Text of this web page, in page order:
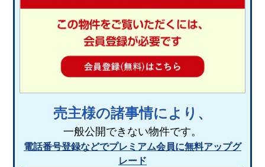
売主様の諸事情により、
一般公開できない物件です。
電話番号登録などでプレミアム会員に無料アップグ
レード